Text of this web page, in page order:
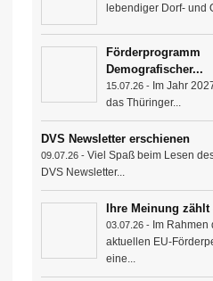
lebendiger Dorf- und
Förderprogramm
Demografischer...
15.07.26 - Im Jahr
das Thüringer...
DVS Newsletter erschienen
09.07.26 - Viel Spaß beim Lesen
DVS Newsletter...
Ihre Meinung zählt
03.07.26 - Im Rahmen
aktuellen EU-
eine...